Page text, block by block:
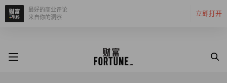
立即打开
最好的商业评论
来自你的洞察